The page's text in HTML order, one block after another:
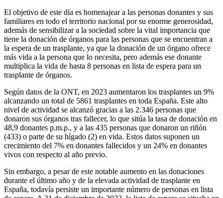
El objetivo de este día es homenajear a las personas donantes y sus
familiares en todo el territorio nacional por su enorme generosidad,
además de sensibilizar a la sociedad sobre la vital importancia que
tiene la donación de órganos para las personas que se encuentran a
la espera de un trasplante, ya que la donación de un órgano ofrece
más vida a la persona que lo necesita, pero además ese donante
multiplica la vida de hasta 8 personas en lista de espera para un
trasplante de órganos.
Según datos de la ONT, en 2023 aumentaron los trasplantes un 9%
alcanzando un total de 5861 trasplantes en toda España. Este alto
nivel de actividad se alcanzó gracias a las 2.346 personas que
donaron sus órganos tras fallecer, lo que sitúa la tasa de donación en
48,9 donantes p.m.p., y a las 435 personas que donaron un riñón
(433) o parte de su hígado (2) en vida. Estos datos suponen un
crecimiento del 7% en donantes fallecidos y un 24% en donantes
vivos con respecto al año previo.
Sin embargo, a pesar de este notable aumento en las donaciones
durante el último año y de la elevada actividad de trasplante en
España, todavía persiste un importante número de personas en lista